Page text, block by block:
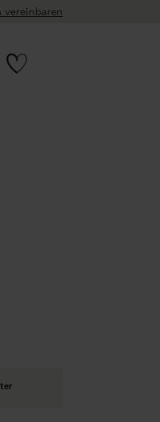
vereinbaren